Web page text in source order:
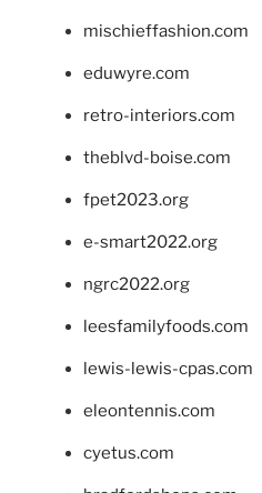
mischieffashion.com
eduwyre.com
retro-interiors.com
theblvd-boise.com
fpet2023.org
e-smart2022.org
ngrc2022.org
leesfamilyfoods.com
lewis-lewis-cpas.com
eleontennis.com
cyetus.com